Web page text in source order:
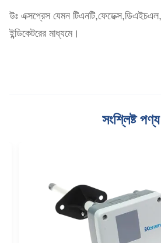
উঃ এক্সপ্রেস যেমন
ইন্ডিকেটরের মাধ্যমে।
সংশ্লিষ্ট পণ্য